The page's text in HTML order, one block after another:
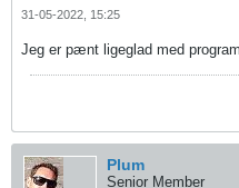
31-05-2022, 15:25
Jeg er pænt ligeglad med
Plum
Senior Member